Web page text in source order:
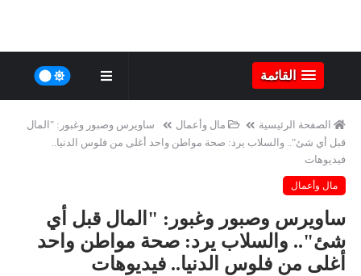
القائمة
الصفحة الرئيسية مال وأعمال
ساويرس وصبور وغبور: "المال
قبل أي شئ".. والسلاب يرد: صحة مواطن واحد أغلى من فلوس الدنيا..
فيديوهات
مال وأعمال
ساويرس وصبور وغبور: "المال قبل أي
شئ".. والسلاب يرد: صحة مواطن واحد
أغلى من فلوس الدنيا.. فيديوهات